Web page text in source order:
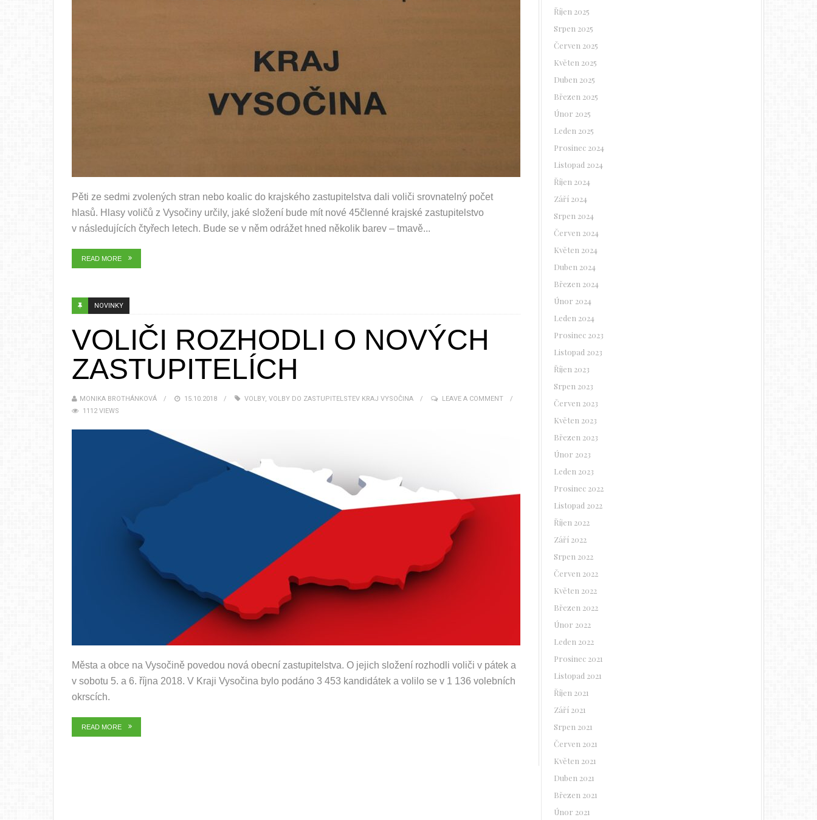
Pěti ze sedmi zvolených stran nebo koalic do krajského zastupitelstva dali voliči srovnatelný počet
hlasů. Hlasy voličů z Vysočiny určily, jaké složení bude mít nové 45členné krajské zastupitelstvo
v následujících čtyřech letech. Bude se v něm odrážet hned několik barev – tmavě...
READ MORE
NOVINKY
VOLIČI ROZHODLI O NOVÝCH
ZASTUPITELÍCH
MONIKA BROTHÁNKOVÁ 15.10.2018 VOLBY, VOLBY DO ZASTUPITELSTEV KRAJ VYSOČINA
LEAVE A COMMENT
1112 VIEWS
Města a obce na Vysočině povedou nová obecní zastupitelstva. O jejich složení rozhodli voliči v pátek a
v sobotu 5. a 6. října 2018. V Kraji Vysočina bylo podáno 3 453 kandidátek a volilo se v 1 136 volebních
okrscích.
READ MORE
Říjen 2025
Srpen 2025
Červen 2025
Květen 2025
Duben 2025
Březen 2025
Únor 2025
Leden 2025
Prosinec 2024
Listopad 2024
Říjen 2024
Září 2024
Srpen 2024
Červen 2024
Květen 2024
Duben 2024
Březen 2024
Únor 2024
Leden 2024
Prosinec 2023
Listopad 2023
Říjen 2023
Srpen 2023
Červen 2023
Květen 2023
Březen 2023
Únor 2023
Leden 2023
Prosinec 2022
Listopad 2022
Říjen 2022
Září 2022
Srpen 2022
Červen 2022
Květen 2022
Březen 2022
Únor 2022
Leden 2022
Prosinec 2021
Listopad 2021
Říjen 2021
Září 2021
Srpen 2021
Červen 2021
Květen 2021
Duben 2021
Březen 2021
Únor 2021